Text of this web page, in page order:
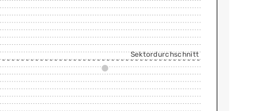
Sektordurchschnitt